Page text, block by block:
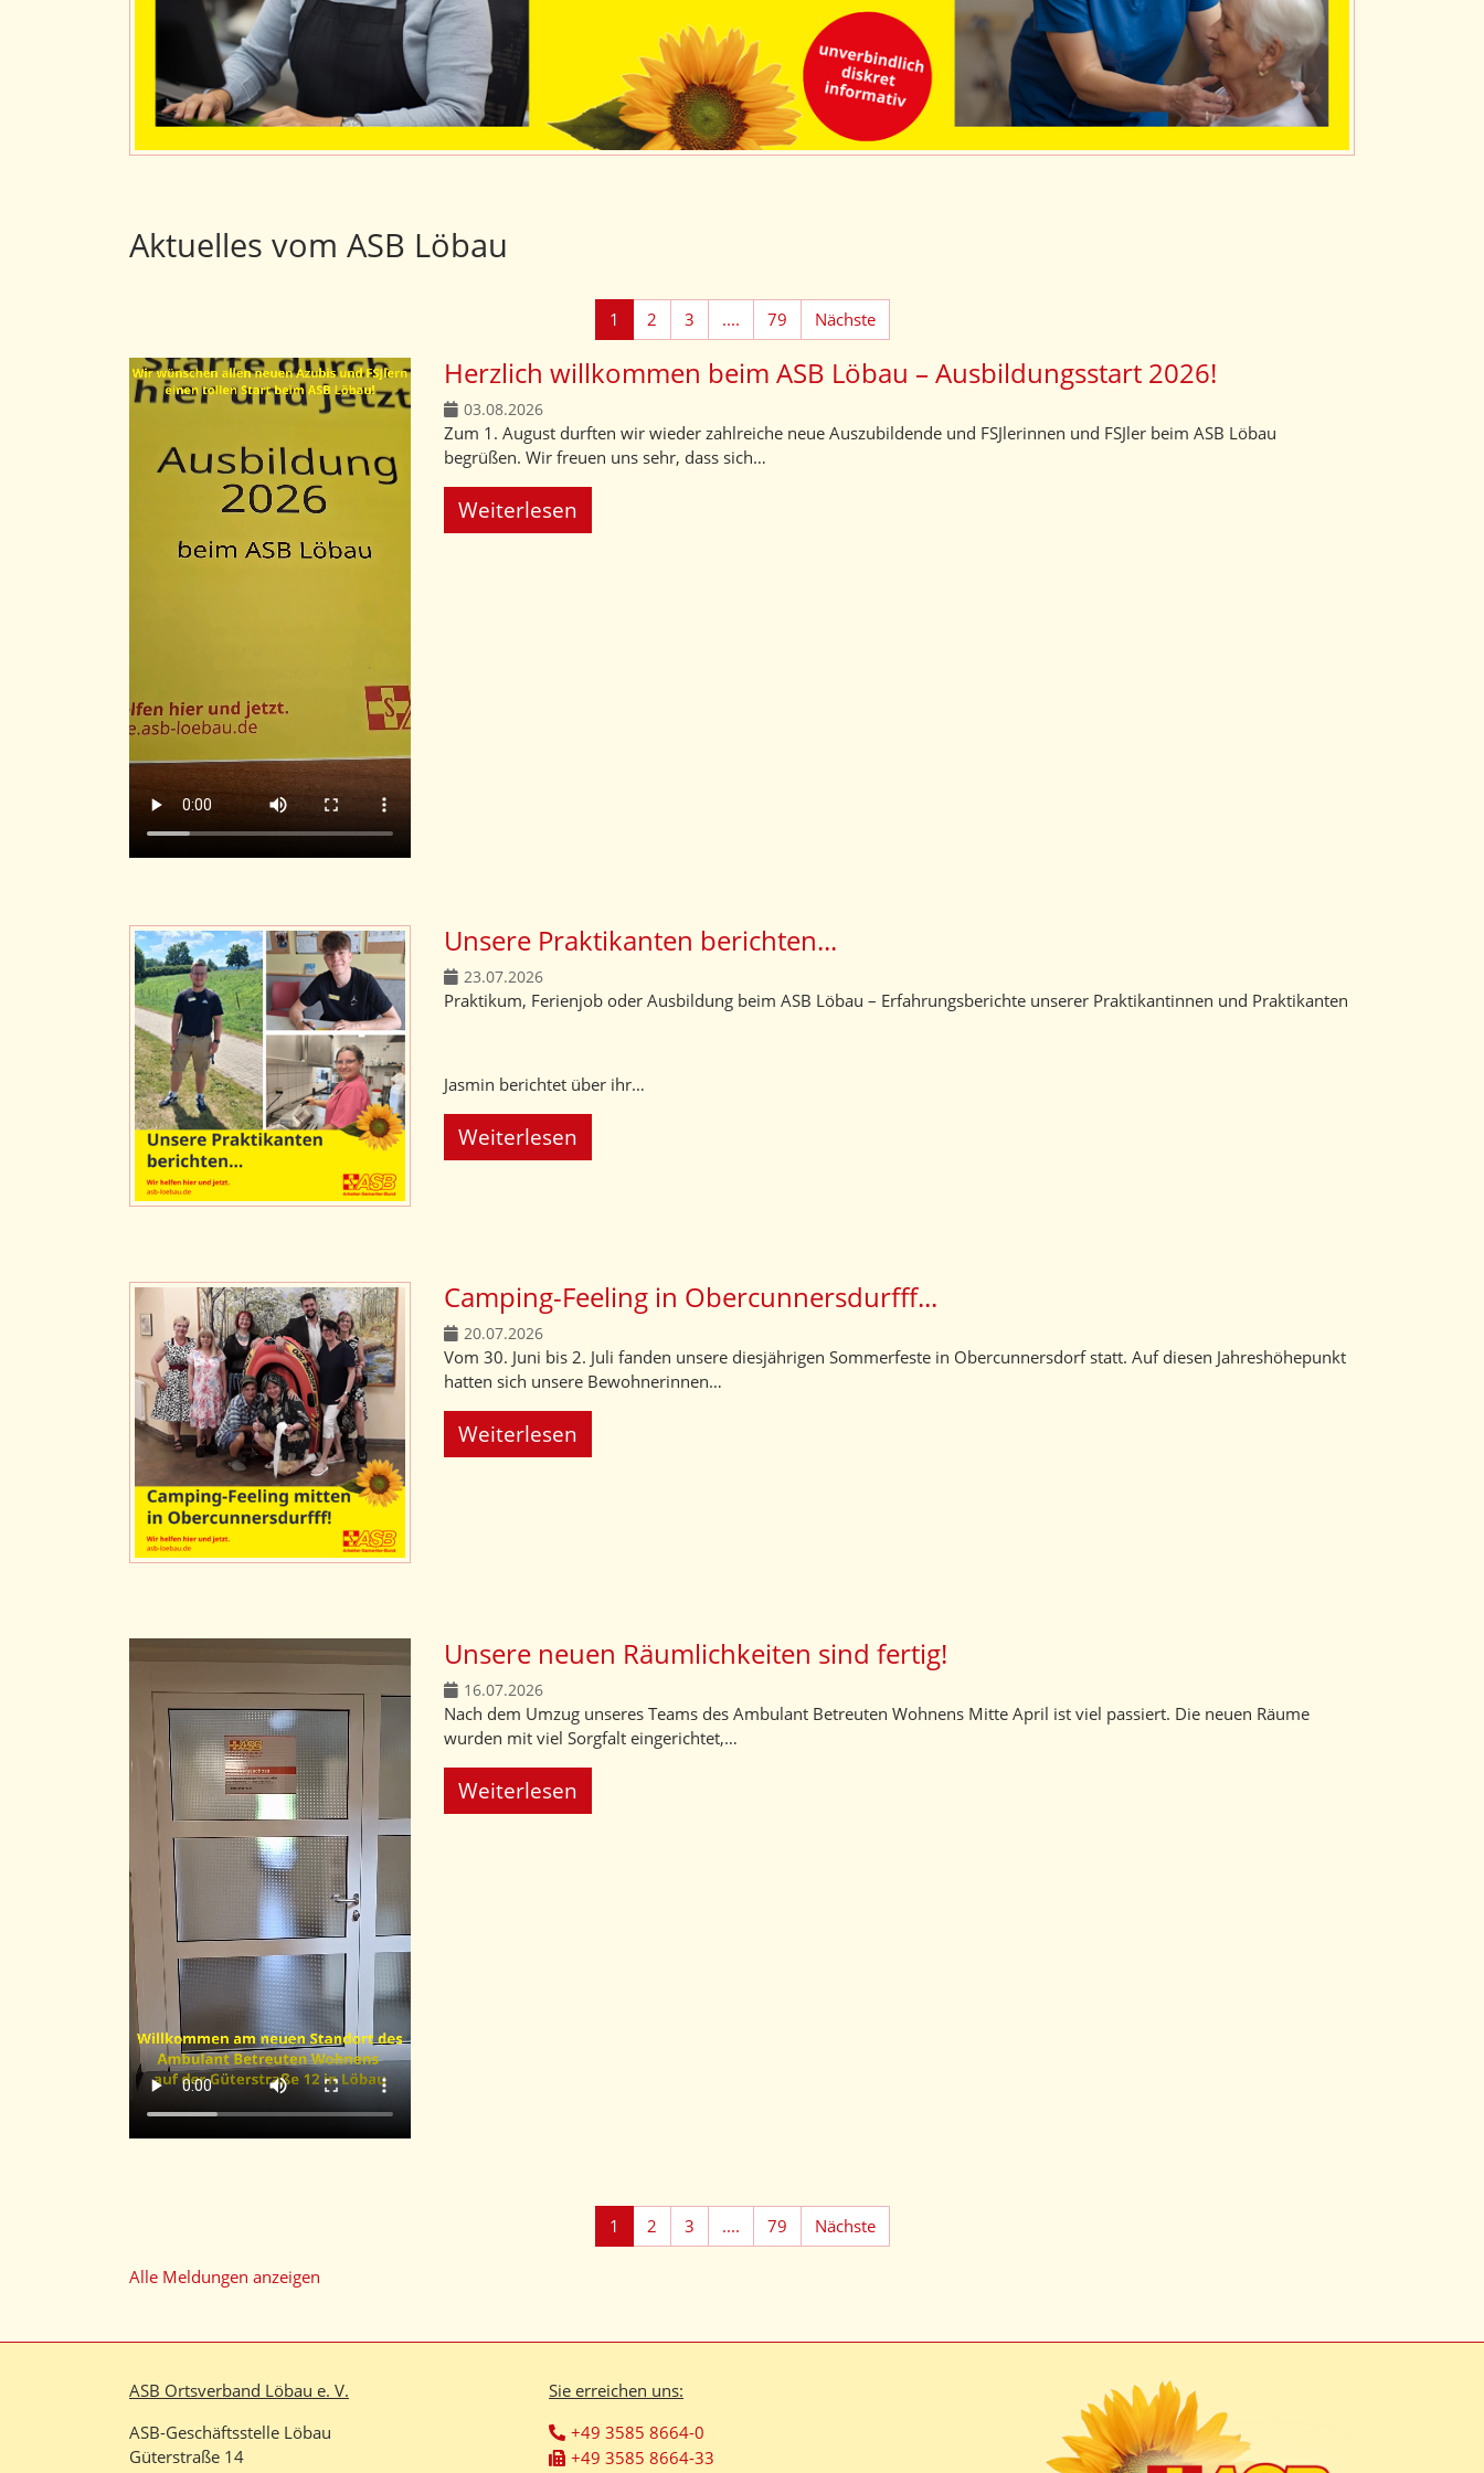
Aktuelles vom ASB Löbau
1 2 3 .... 79 Nächste
Herzlich willkommen beim ASB Löbau – Ausbildungsstart 2026!
03.08.2026
Zum 1. August durften wir wieder zahlreiche neue Auszubildende und FSJlerinnen und FSJler beim ASB Löbau
begrüßen. Wir freuen uns sehr, dass sich…
Weiterlesen
Unsere Praktikanten berichten...
23.07.2026
Praktikum, Ferienjob oder Ausbildung beim ASB Löbau – Erfahrungsberichte unserer Praktikantinnen und Praktikanten
Jasmin berichtet über ihr…
Weiterlesen
Camping-Feeling in Obercunnersdurfff...
20.07.2026
Vom 30. Juni bis 2. Juli fanden unsere diesjährigen Sommerfeste in Obercunnersdorf statt. Auf diesen Jahreshöhepunkt
hatten sich unsere Bewohnerinnen…
Weiterlesen
Unsere neuen Räumlichkeiten sind fertig!
16.07.2026
Nach dem Umzug unseres Teams des Ambulant Betreuten Wohnens Mitte April ist viel passiert. Die neuen Räume
wurden mit viel Sorgfalt eingerichtet,…
Weiterlesen
1 2 3 .... 79 Nächste
Alle Meldungen anzeigen
ASB Ortsverband Löbau e. V.
ASB-Geschäftsstelle Löbau
Güterstraße 14
Sie erreichen uns:
+49 3585 8664-0
+49 3585 8664-33